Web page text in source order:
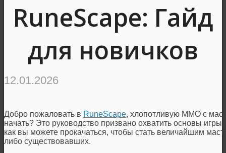
RuneScape: Гайд
для новичков
12.01.2026
Добро пожаловать в RuneScape, хлопотливую MMO с
начать? Это руководство призвано охватить основы
как вы можете прокачаться, чтобы стать величайшим
либо существовавших.